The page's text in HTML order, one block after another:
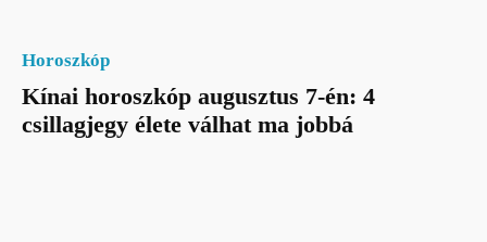
Horoszkóp
Kínai horoszkóp augusztus 7-én: 4
csillagjegy élete válhat ma jobbá